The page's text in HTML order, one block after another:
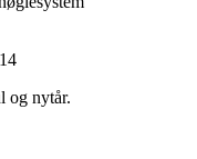
og nytår.